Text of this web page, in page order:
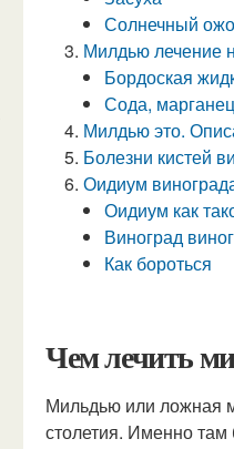
Солнечный
Милдью лечение
Бордоская
Сода,
Милдью это.
Болезни кистей
Оидиум
Оидиум как
Виноград
Как бороться
Чем лечить
Мильдью или ложная
столетия. Именно там